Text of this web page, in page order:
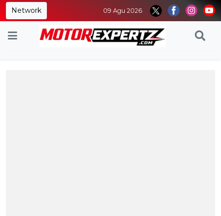
Network 09 Agu 2026